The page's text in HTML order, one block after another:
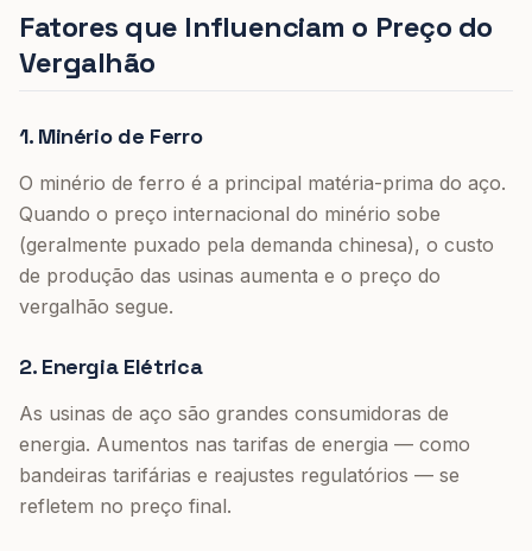
Fatores que Influenciam o Preço do
Vergalhão
1. Minério de Ferro
O minério de ferro é a principal matéria-prima do aço.
Quando o preço internacional do minério sobe
(geralmente puxado pela demanda chinesa), o custo
de produção das usinas aumenta e o preço do
vergalhão segue.
2. Energia Elétrica
As usinas de aço são grandes consumidoras de
energia. Aumentos nas tarifas de energia — como
bandeiras tarifárias e reajustes regulatórios — se
refletem no preço final.